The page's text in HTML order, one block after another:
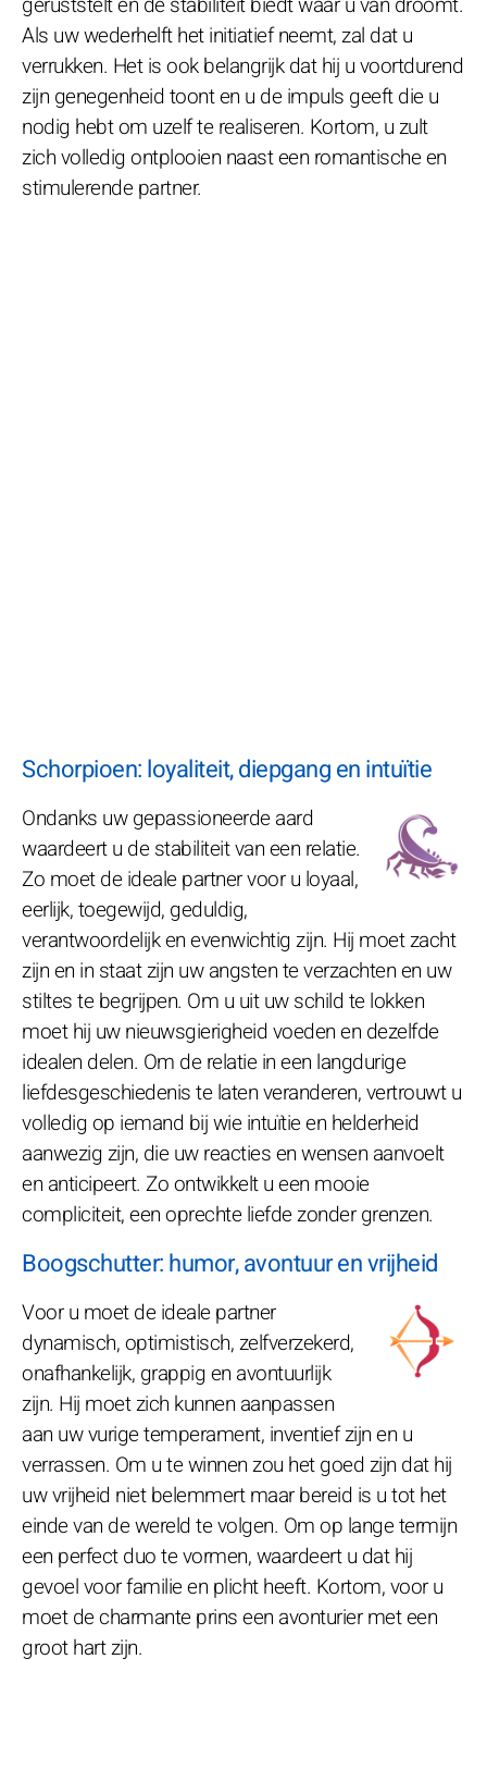
Als uw wederhelft het initiatief neemt, zal dat u
verrukken. Het is ook belangrijk dat hij u voortdurend
zijn genegenheid toont en u de impuls geeft die u
nodig hebt om uzelf te realiseren. Kortom, u zult
zich volledig ontplooien naast een romantische en
stimulerende partner.
Schorpioen: loyaliteit, diepgang en intuïtie
Ondanks uw gepassioneerde aard
waardeert u de stabiliteit van een relatie.
Zo moet de ideale partner voor u loyaal,
eerlijk, toegewijd, geduldig,
verantwoordelijk en evenwichtig zijn. Hij moet zacht
zijn en in staat zijn uw angsten te verzachten en uw
stiltes te begrijpen. Om u uit uw schild te lokken
moet hij uw nieuwsgierigheid voeden en dezelfde
idealen delen. Om de relatie in een langdurige
liefdesgeschiedenis te laten veranderen, vertrouwt u
volledig op iemand bij wie intuïtie en helderheid
aanwezig zijn, die uw reacties en wensen aanvoelt
en anticipeert. Zo ontwikkelt u een mooie
compliciteit, een oprechte liefde zonder grenzen.
Boogschutter: humor, avontuur en vrijheid
Voor u moet de ideale partner
dynamisch, optimistisch, zelfverzekerd,
onafhankelijk, grappig en avontuurlijk
zijn. Hij moet zich kunnen aanpassen
aan uw vurige temperament, inventief zijn en u
verrassen. Om u te winnen zou het goed zijn dat hij
uw vrijheid niet belemmert maar bereid is u tot het
einde van de wereld te volgen. Om op lange termijn
een perfect duo te vormen, waardeert u dat hij
gevoel voor familie en plicht heeft. Kortom, voor u
moet de charmante prins een avonturier met een
groot hart zijn.